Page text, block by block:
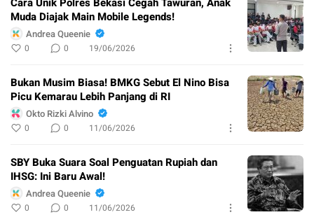
Muda Diajak Main Mobile Legends!
Andrea Queenie
0 0 19/06/2026
Bukan Musim Biasa! BMKG Sebut El Nino Bisa
Picu Kemarau Lebih Panjang di RI
Okto Rizki Alvino
0 0 11/06/2026
SBY Buka Suara Soal Penguatan Rupiah dan
IHSG: Ini Baru Awal!
Andrea Queenie
0 0 11/06/2026